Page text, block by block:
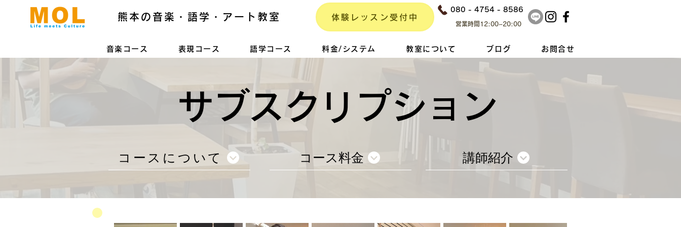
熊本の音楽・語学・アート教室 体験レッスン受付中
080 - 4754 - 8586
営業時間12:00~20:00
音楽コース 表現コース 語学コース 料金/システム 教室について ブログ お問合せ
サブスクリプション
コースについて コース料金 講師紹介